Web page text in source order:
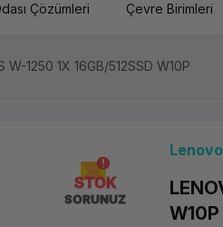
Çözümleri Çevre Birimleri
1250 1X 16GB/512SSD W10P
STOK
SORUNUZ
Lenovo
W10P